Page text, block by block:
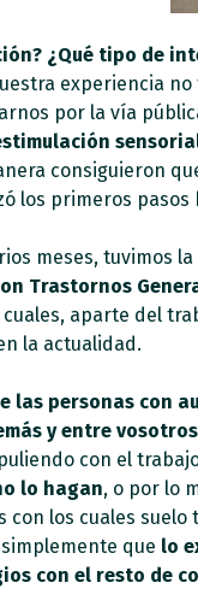
¿Qué tipo de
experiencia
por la vía
consiguieron
los primeros
meses, tuvimos
Trastornos
aparte del
la actualidad.
las personas con
y entre
con el
lo hagan, o por lo
los cuales
que lo
con el resto de